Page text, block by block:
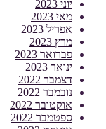
יוני 2023
מאי 2023
אפריל 2023
מרץ 2023
פברואר 2023
ינואר 2023
דצמבר 2022
נובמבר 2022
אוקטובר 2022
ספטמבר 2022